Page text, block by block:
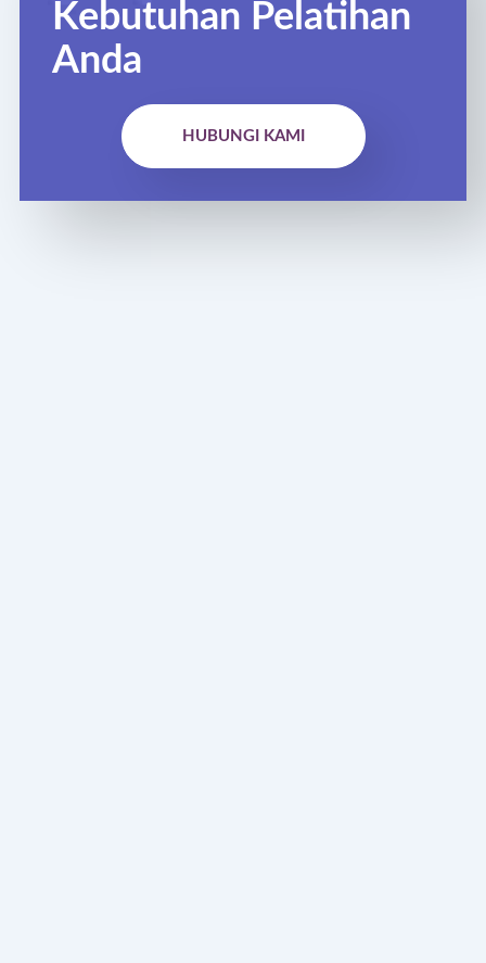
Kebutuhan Pelatihan
Anda
HUBUNGI KAMI